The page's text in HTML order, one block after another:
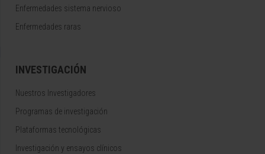
Enfermedades sistema nervioso
Enfermedades raras
INVESTIGACIÓN
Nuestros Investigadores
Programas de investigación
Plataformas tecnológicas
Investigación y ensayos clínicos